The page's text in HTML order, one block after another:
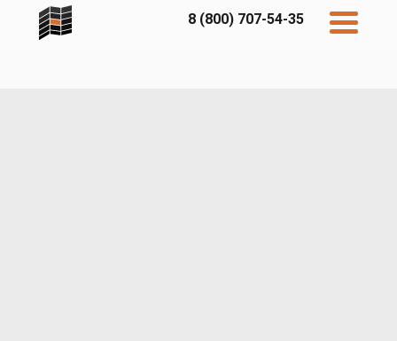
8 (800) 707-54-35